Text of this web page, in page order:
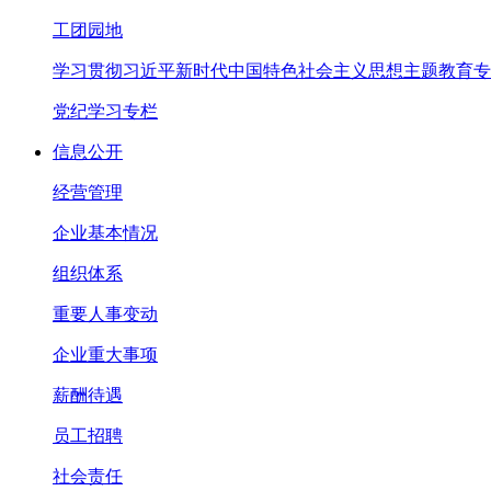
工团园地
学习贯彻习近平新时代中国特色社会主义思想主题教育
党纪学习专栏
信息公开
经营管理
企业基本情况
组织体系
重要人事变动
企业重大事项
薪酬待遇
员工招聘
社会责任